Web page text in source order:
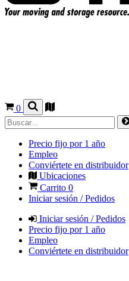
0
Precio fijo por 1 año
Empleo
Conviértete en distribuidor
Ubicaciones
Carrito 0
Iniciar sesión / Pedidos
Iniciar sesión / Pedidos
Precio fijo por 1 año
Empleo
Conviértete en distribuidor